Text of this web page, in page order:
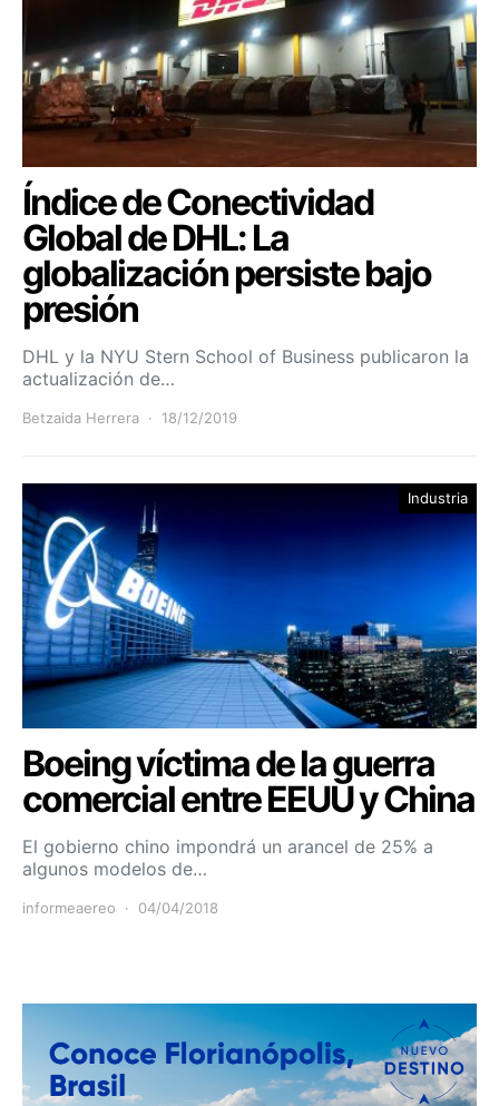
Índice de Conectividad
Global de DHL: La
globalización persiste bajo
presión
DHL y la NYU Stern School of Business publicaron la
actualización de…
Betzaida Herrera 18/12/2019
Industria
Boeing víctima de la guerra
comercial entre EEUU y China
El gobierno chino impondrá un arancel de 25% a
algunos modelos de…
informeaereo 04/04/2018